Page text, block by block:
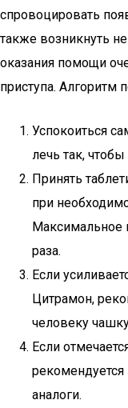
спровоцировать
также возникнуть
оказания помощи
приступа.
Успокоиться
лечь так,
Принять
при
Максимальное
раза.
Если
Цитрамон,
человеку
Если
рекомендуется
аналоги.